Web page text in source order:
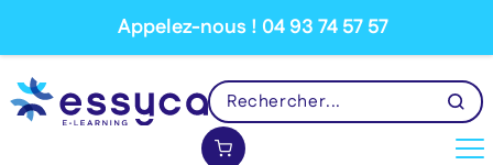
Appelez-nous ! 04 93 74 57 57